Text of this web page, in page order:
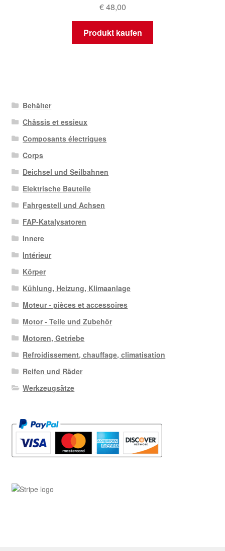
€48,00
Produkt kaufen
Behälter
Châssis et essieux
Composants électriques
Corps
Deichsel und Seilbahnen
Elektrische Bauteile
Fahrgestell und Achsen
FAP-Katalysatoren
Innere
Intérieur
Körper
Kühlung, Heizung, Klimaanlage
Moteur - pièces et accessoires
Motor - Teile und Zubehör
Motoren, Getriebe
Refroidissement, chauffage, climatisation
Reifen und Räder
Werkzeugsätze